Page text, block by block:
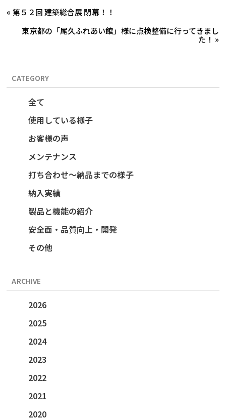
CATEGORY
全て
使用している様子
お客様の声
メンテナンス
打ち合わせ～納品までの様子
納入実績
製品と機能の紹介
安全面・品質向上・開発
その他
ARCHIVE
2026
2025
2024
2023
2022
2021
2020
« 第５２回 建築総合展 閉幕！！
東京都の「尾久ふれあい館」様に点検整備に行ってきまし
た！ »